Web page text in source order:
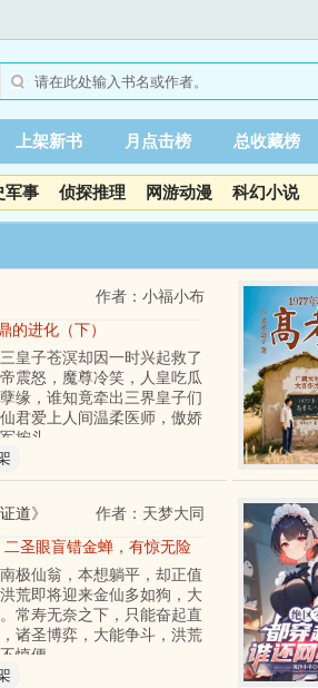
上架新书 月点击榜 总收藏榜
军事 侦探推理 网游动漫 科幻小说
作者：小福小布
的进化（下）
皇子苍溟却因一时兴起救了
震怒，魔尊冷笑，人皇吃瓜
缘，谁知竟牵出三界皇子们
君爱上人间温柔医师，傲娇
按头
道》
作者：天梦大同
二圣眼盲错金蝉，有惊无险
极仙翁，本想躺平，却正值
荒即将迎来金仙多如狗，大
常寿无奈之下，只能奋起直
诸圣博弈，大能争斗，洪荒
慎便